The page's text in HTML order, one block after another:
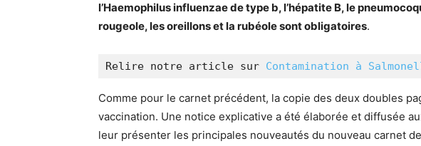
l’Haemophilus influenzae de type b, l’hépatite B, le
rougeole, les oreillons et la rubéole sont obligatoires.
Relire notre article sur Contamination à
Comme pour le carnet précédent, la copie des deux doubles
vaccination. Une notice explicative a été élaborée et diffusée
leur présenter les principales nouveautés du nouveau carnet